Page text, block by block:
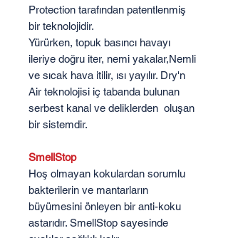
Protection tarafından patentlenmiş
bir teknolojidir.
Yürürken, topuk basıncı havayı
ileriye doğru iter, nemi yakalar,Nemli
ve sıcak hava itilir, ısı yayılır. Dry'n
Air teknolojisi iç tabanda bulunan
serbest kanal ve deliklerden oluşan
bir sistemdir.
SmellStop
Hoş olmayan kokulardan sorumlu
bakterilerin ve mantarların
büyümesini önleyen bir anti-koku
astarıdır. SmellStop sayesinde